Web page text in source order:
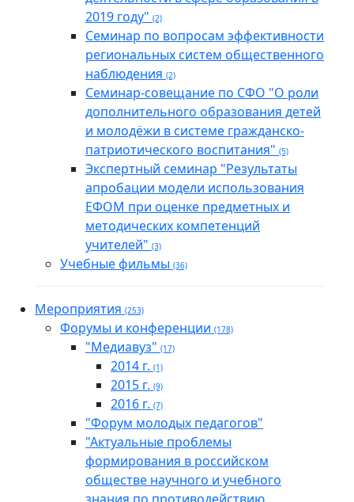
2019 году" (2)
Семинар по вопросам эффективности
региональных систем общественного
наблюдения (2)
Семинар-совещание по СФО "О роли
дополнительного образования детей
и молодёжи в системе гражданско-
патриотического воспитания" (5)
Экспертный семинар "Результаты
апробации модели использования
ЕФОМ при оценке предметных и
методических компетенций
учителей" (3)
Учебные фильмы (36)
Мероприятия (253)
Форумы и конференции (178)
"Медиавуз" (17)
2014 г. (1)
2015 г. (9)
2016 г. (7)
"Форум молодых педагогов"
"Актуальные проблемы
формирования в российском
обществе научного и учебного